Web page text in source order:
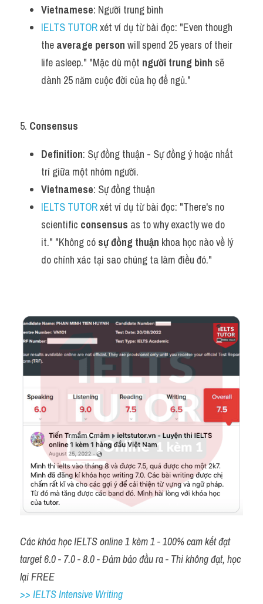
Vietnamese: Người trung bình
IELTS TUTOR xét ví dụ từ bài đọc: "Even though
the average person will spend 25 years of their
life asleep." "Mặc dù một người trung bình sẽ
dành 25 năm cuộc đời của họ để ngủ."
5. Consensus
Definition: Sự đồng thuận - Sự đồng ý hoặc nhất
trí giữa một nhóm người.
Vietnamese: Sự đồng thuận
IELTS TUTOR xét ví dụ từ bài đọc: "There's no
scientific consensus as to why exactly we do
it." "Không có sự đồng thuận khoa học nào về lý
do chính xác tại sao chúng ta làm điều đó."
Các khóa học IELTS online 1 kèm 1 - 100% cam kết đạt
target 6.0 - 7.0 - 8.0 - Đảm bảo đầu ra - Thi không đạt, học
lại FREE
>> IELTS Intensive Writing